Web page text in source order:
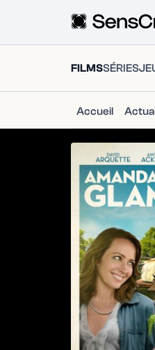
FILMSSÉRIES
Accueil